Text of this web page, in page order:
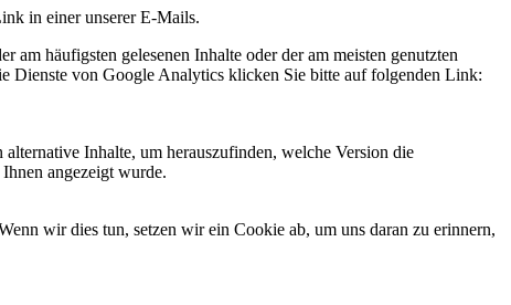
in einer unserer E-Mails.
am häufigsten gelesenen Inhalte oder der am meisten genutzten
Dienste von Google Analytics klicken Sie bitte auf folgenden Link:
Inhalte, um herauszufinden, welche Version die
angezeigt wurde.
wir dies tun, setzen wir ein Cookie ab, um uns daran zu erinnern,